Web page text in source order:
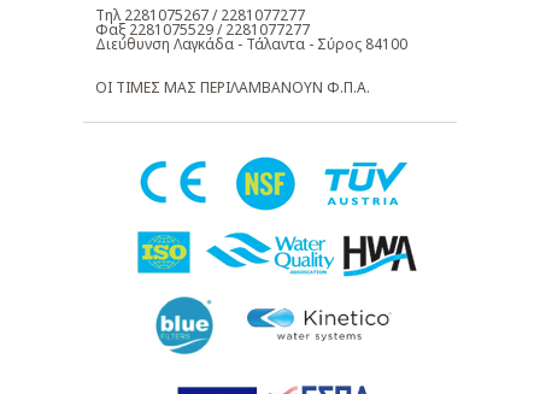
Τηλ 2281075267 / 2281077277
Φαξ 2281075529 / 2281077277
Διεύθυνση Λαγκάδα - Τάλαντα - Σύρος 84100
ΟΙ ΤΙΜΕΣ ΜΑΣ ΠΕΡΙΛΑΜΒΑΝΟΥΝ Φ.Π.Α.